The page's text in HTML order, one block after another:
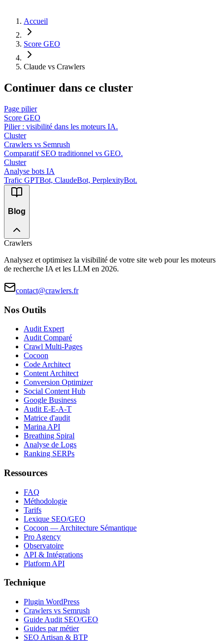
Accueil
Score GEO
Claude vs Crawlers
Continuer dans ce cluster
Page pilier
Score GEO
Pilier : visibilité dans les moteurs IA.
Cluster
Crawlers vs Semrush
Comparatif SEO traditionnel vs GEO.
Cluster
Analyse bots IA
Trafic GPTBot, ClaudeBot, PerplexityBot.
Blog
Crawlers
Analysez et optimisez la visibilité de votre site web pour les moteurs
de recherche IA et les LLM en 2026.
contact@crawlers.fr
Nos Outils
Audit Expert
Audit Comparé
Crawl Multi-Pages
Cocoon
Code Architect
Content Architect
Conversion Optimizer
Social Content Hub
Google Business
Audit E-E-A-T
Matrice d'audit
Marina API
Breathing Spiral
Analyse de Logs
Ranking SERPs
Ressources
FAQ
Méthodologie
Tarifs
Lexique SEO/GEO
Cocoon — Architecture Sémantique
Pro Agency
Observatoire
API & Intégrations
Platform API
Technique
Plugin WordPress
Crawlers vs Semrush
Guide Audit SEO/GEO
Guides par métier
SEO Artisan & BTP